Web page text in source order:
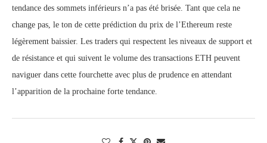
tendance des sommets inférieurs n’a pas été brisée. Tant que cela ne
change pas, le ton de cette prédiction du prix de l’Ethereum reste
légèrement baissier. Les traders qui respectent les niveaux de support et
de résistance et qui suivent le volume des transactions ETH peuvent
naviguer dans cette fourchette avec plus de prudence en attendant
l’apparition de la prochaine forte tendance.